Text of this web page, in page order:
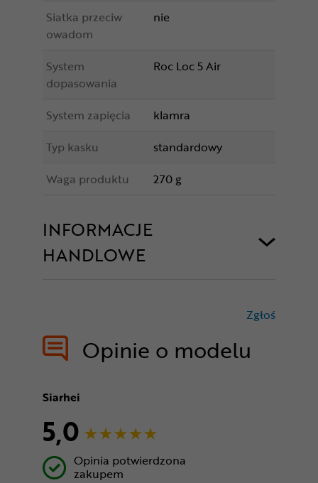
Siatka przeciw
owadom
nie
System
dopasowania
Roc Loc 5 Air
System zapięcia
klamra
Typ kasku
standardowy
Waga produktu
270 g
INFORMACJE
HANDLOWE
Opinie o modelu
Zgłoś
Siarhei
5,0
Opinia potwierdzona
zakupem